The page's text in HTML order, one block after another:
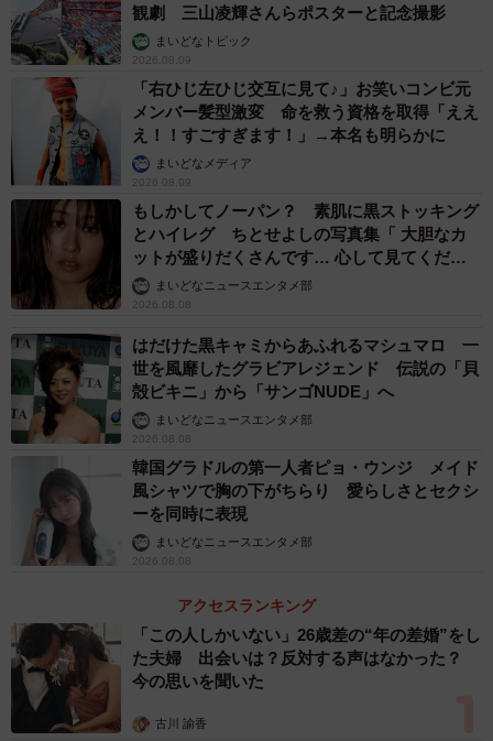
三代目 JSBの新曲「Movin’ on」（avex提供）
■三代目 J SOUL BROTHERS HP
■三代目 J SOUL BROTHERS Twitter
https://twitter.com/jsb3_official
■三代目 J SOUL BROTHERS TikTok公式アカウント
https://www.tiktok.com/@jsb3_official
■登坂淳一アナ #ドライブダンス
https://www.tiktok.com/@tosakajunichi/video/68099023032
15209730
■キズナアイ #ドライブダンス
https://www.tiktok.com/@kizunaai0630/video/68125815820
96878850
観劇 三山凌輝さんらポスターと記念撮影
まいどなトピック
2026.08.09
「右ひじ左ひじ交互に見て♪」お笑いコンビ元
メンバー髪型激変 命を救う資格を取得「ええ
え！！すごすぎます！」→本名も明らかに
まいどなメディア
2026.08.09
もしかしてノーパン？ 素肌に黒ストッキング
とハイレグ ちとせよしの写真集「 大胆なカ
ットが盛りだくさんです… 心して見てくださ
い」まいどなニュースエンタメ部
2026.08.08
はだけた黒キャミからあふれるマシュマロ 一
世を風靡したグラビアレジェンド 伝説の「貝
殻ビキニ」から「サンゴNUDE」へ
まいどなニュースエンタメ部
2026.08.08
韓国グラドルの第一人者ピョ・ウンジ メイド
風シャツで胸の下がちらり 愛らしさとセクシ
ーを同時に表現
まいどなニュースエンタメ部
2026.08.08
アクセスランキング
「この人しかいない」26歳差の“年の差婚”をし
た夫婦 出会いは？反対する声はなかった？
今の思いを聞いた
古川 諭香